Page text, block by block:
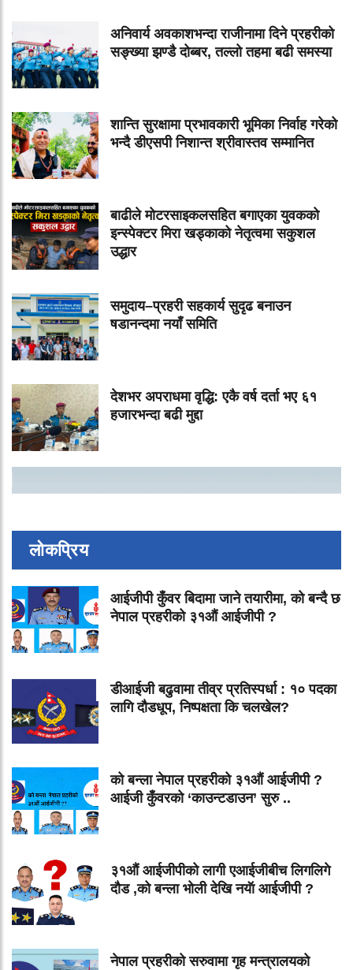
अनिवार्य अवकाशभन्दा राजीनामा दिने प्रहरीको
सङ्ख्या झण्डै दोब्बर, तल्लो तहमा बढी समस्या
शान्ति सुरक्षामा प्रभावकारी भूमिका निर्वाह गरेको
भन्दै डीएसपी निशान्त श्रीवास्तव सम्मानित
बाढीले मोटरसाइकलसहित बगाएका युवकको
इन्स्पेक्टर मिरा खड्काको नेतृत्वमा सकुशल
उद्धार
समुदाय–प्रहरी सहकार्य सुदृढ बनाउन
षडानन्दमा नयाँ समिति
देशभर अपराधमा वृद्धि: एकै वर्ष दर्ता भए ६१
हजारभन्दा बढी मुद्दा
लोकप्रिय
आईजीपी कुँवर बिदामा जाने तयारीमा, को बन्दै छ
नेपाल प्रहरीको ३१औं आईजीपी ?
डीआईजी बढुवामा तीव्र प्रतिस्पर्धा : १० पदका
लागि दौडधूप, निष्पक्षता कि चलखेल?
को बन्ला नेपाल प्रहरीको ३१औं आईजीपी ?
आईजी कुँवरको ‘काउन्टडाउन’ सुरु ..
३१औं आईजीपीको लागी एआईजीबीच लिगलिगे
दौड ,को बन्ला भोली देखि नयॅा आईजीपी ?
नेपाल प्रहरीको सरुवामा गृह मन्त्रालयको